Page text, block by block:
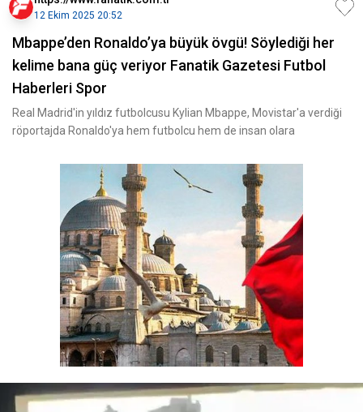
12 Ekim 2025 20:52
Mbappe’den Ronaldo’ya büyük övgü! Söylediği her
kelime bana güç veriyor Fanatik Gazetesi Futbol
Haberleri Spor
Real Madrid'in yıldız futbolcusu Kylian Mbappe, Movistar'a verdiği
röportajda Ronaldo'ya hem futbolcu hem de insan olara